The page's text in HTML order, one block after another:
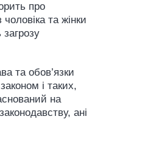
про
та жінки
та обов’язки
і таких,
на
ані